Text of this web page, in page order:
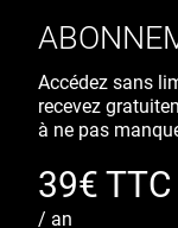
Accédez sans
recevez
à ne pas
39€ TTC
/ an